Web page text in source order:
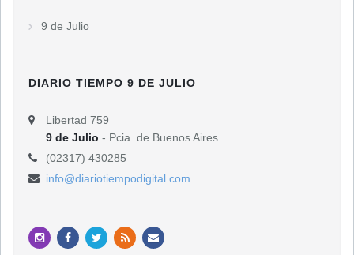
9 de Julio
DIARIO TIEMPO 9 DE JULIO
Libertad 759
9 de Julio - Pcia. de Buenos Aires
(02317) 430285
info@diariotiempodigital.com